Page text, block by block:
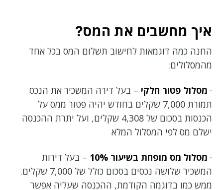
איך מחשבים את המס?
החנה כמה דוגמאות לחישוב תשלום המס בכל אחד
מהמסלולים:
· מסלול פטור חלקי – בעל דירה המשכיר את הנכס
תמורת 7,000 שקלים בחודש יהיה פטור ממס על
הכנסות בסכום של 4,308 שקלים, ועל יתרת ההכנסה
ישלם מס לפי המסלול המלא
· מסלול מס מופחת בשיעור 10%
– בעל דירות
המשכיר שלושה נכסים בסכום כולל של 7,000 שקלים.
ממש כמו בדוגמה הקודמת, ההכנסה שעליה אפשר